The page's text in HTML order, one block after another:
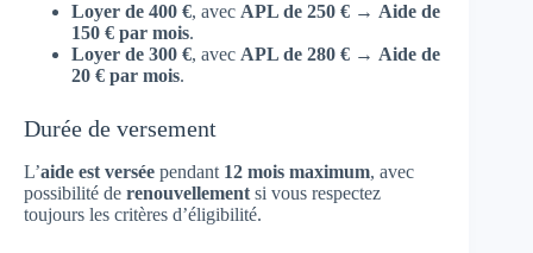
Loyer de 400 €, avec APL de 250 € → Aide de
150 € par mois.
Loyer de 300 €, avec APL de 280 € → Aide de
20 € par mois.
Durée de versement
L’aide est versée pendant 12 mois maximum, avec
possibilité de renouvellement si vous respectez
toujours les critères d’éligibilité.